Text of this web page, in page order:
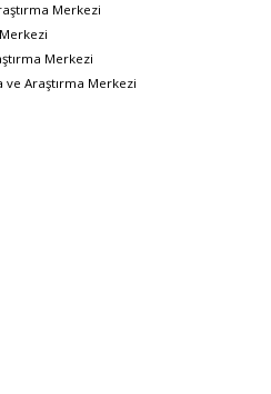
Merkezi
Merkezi
ve Araştırma Merkezi